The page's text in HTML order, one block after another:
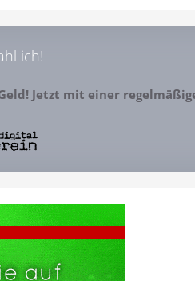
ich!
Jetzt mit einer